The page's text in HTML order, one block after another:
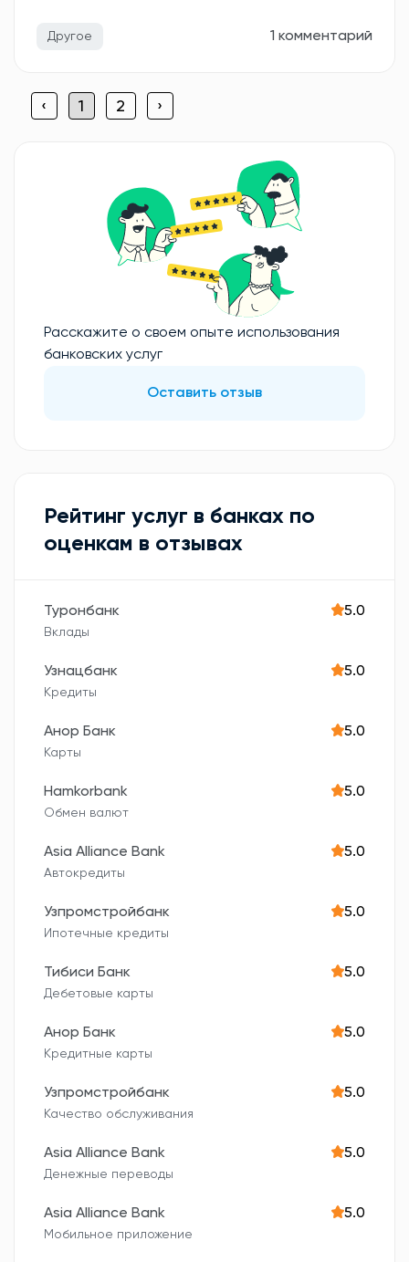
Другое 1 комментарий
‹ 1 2 ›
Расскажите о своем опыте использования
банковских услуг
Оставить отзыв
Рейтинг услуг в банках по
оценкам в отзывах
Туронбанк 5.0
Вклады
Узнацбанк 5.0
Кредиты
Анор Банк 5.0
Карты
Hamkorbank 5.0
Обмен валют
Asia Alliance Bank 5.0
Автокредиты
Узпромстройбанк 5.0
Ипотечные кредиты
Тибиси Банк 5.0
Дебетовые карты
Анор Банк 5.0
Кредитные карты
Узпромстройбанк 5.0
Качество обслуживания
Asia Alliance Bank 5.0
Денежные переводы
Asia Alliance Bank 5.0
Мобильное приложение